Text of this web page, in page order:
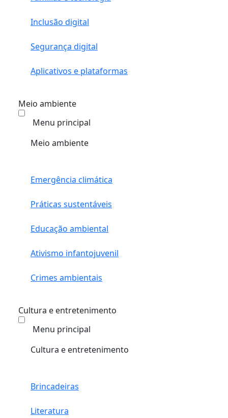
Inclusão digital
Segurança digital
Aplicativos e plataformas
Meio ambiente
Menu principal
Meio ambiente
Emergência climática
Práticas sustentáveis
Educação ambiental
Ativismo infantojuvenil
Crimes ambientais
Cultura e entretenimento
Menu principal
Cultura e entretenimento
Brincadeiras
Literatura